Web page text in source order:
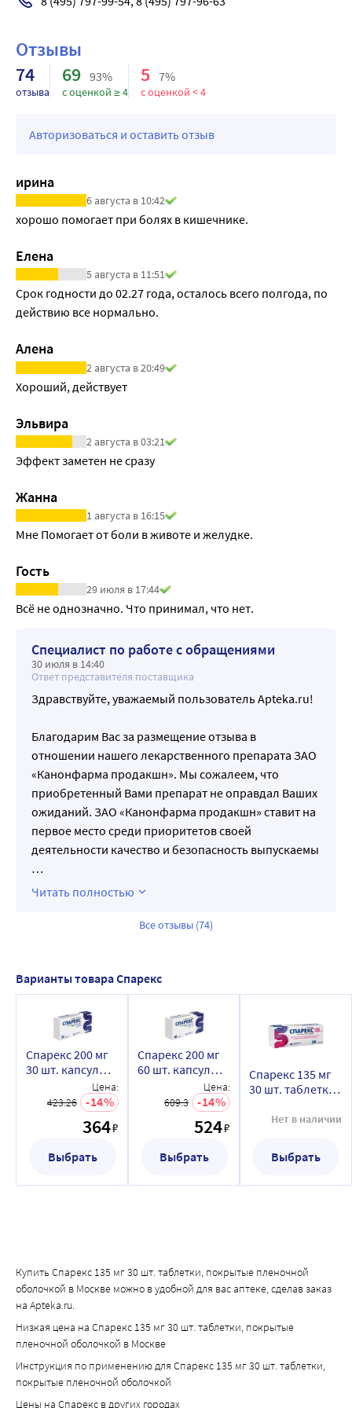
Выведение
полностью метаболизируется; его метаболиты
практически полностью выводятся из организма.
Вератровая кислота выводится ночками. Спирт
мебеверина также выводится почками, частично в виде
деметилированной карбоновой кислоты.
Отзывы
74
отзыва
69 93%
с оценкой ≥ 4
5 7%
с оценкой < 4
Авторизоваться и оставить отзыв
ирина
6 августа в 10:42
хорошо помогает при болях в кишечнике.
Елена
5 августа в 11:51
Срок годности до 02.27 года, осталось всего полгода, по
действию все нормально.
Алена
2 августа в 20:49
Хороший, действует
Эльвира
2 августа в 03:21
Эффект заметен не сразу
Жанна
1 августа в 16:15
Мне Помогает от боли в животе и желудке.
Гость
29 июля в 17:44
Всё не однозначно. Что принимал, что нет.
Специалист по работе с обращениями
30 июля в 14:40
Ответ представителя поставщика
Здравствуйте, уважаемый пользователь Apteka.ru!
Благодарим Вас за размещение отзыва в
отношении нашего лекарственного препарата ЗАО
«Канонфарма продакшн». Мы сожалеем, что
приобретенный Вами препарат не оправдал Ваших
ожиданий. ЗАО «Канонфарма продакшн» ставит на
первое место среди приоритетов своей
деятельности качество и безопасность выпускаемы
…
Читать полностью
Все отзывы (74)
Варианты товара Спарекс
Спарекс 200 мг
30 шт. капсулы с
пролонгированным
высвобождением
Цена:
423.26
14
364₽
Выбрать
Спарекс 200 мг
60 шт. капсулы с
пролонгированным
высвобождением
Цена:
609.3
14
524₽
Выбрать
Спарекс 135 мг
30 шт. таблетки,
пленочной
Нет в наличии
Выбрать
Купить Спарекс 135 мг 30 шт. таблетки, покрытые пленочной
оболочкой в Москве можно в удобной для вас аптеке, сделав заказ
на Apteka.ru.
Низкая цена на Спарекс 135 мг 30 шт. таблетки, покрытые
пленочной оболочкой в Москве
Инструкция по применению для Спарекс 135 мг 30 шт. таблетки,
покрытые пленочной оболочкой
Цены на Спарекс в других городах